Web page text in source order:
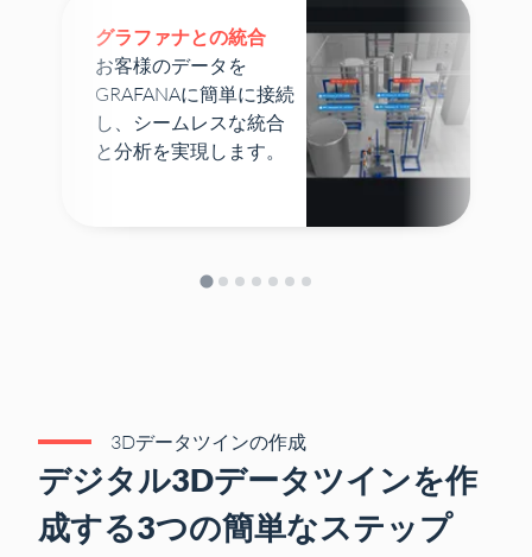
グラファナとの統合
お客様のデータを
GRAFANAに簡単に接続
し、シームレスな統合
と分析を実現します。
3Dデータツインの作成
デジタル3Dデータツインを作
成する3つの簡単なステップ